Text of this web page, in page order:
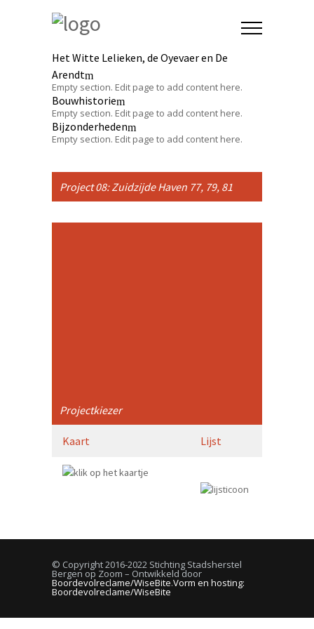
Het Witte Lelieken, de Oyevaer en De
Arendt
Empty section. Edit page to add content here.
Bouwhistorie
Empty section. Edit page to add content here.
Bijzonderheden
Empty section. Edit page to add content here.
Project 08: Zuidzijde Haven 77, 79, 81
Projectkiezer
Kaart Lijst
© Copyright 2016-2022 Stichting Stadsherstel
Bergen op Zoom – Ontwikkeld door
Boordevolreclame/WiseBite.Vorm en hosting:
Boordevolreclame/WiseBite